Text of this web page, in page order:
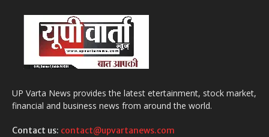
UP Varta News provides the latest etertainment, stock market,
financial and business news from around the world.
Contact us: contact@upvartanews.com